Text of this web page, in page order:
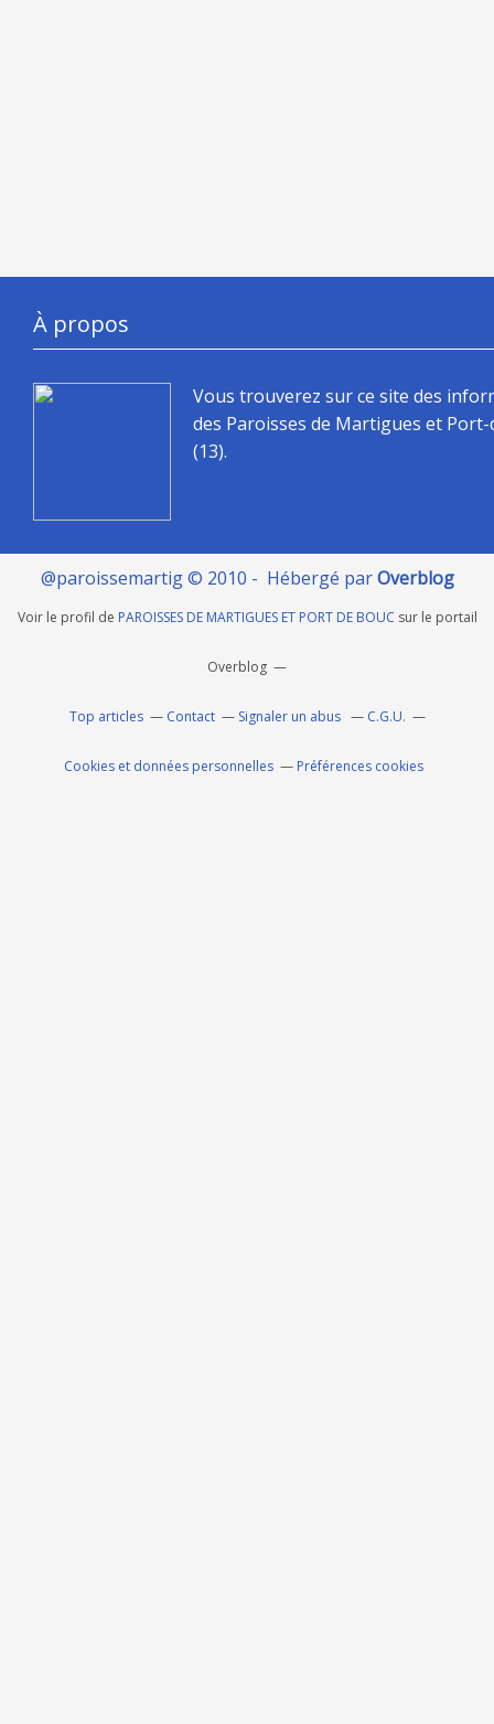
À propos
Vous trouverez sur ce site des
des Paroisses de Martigues et
(13).
@paroissemartig © 2010 - Hébergé parOverblog
Voir le profil de PAROISSES DE MARTIGUES ET PORT DE BOUC sur le portail
Overblog
Top articles Contact Signaler un abus C.G.U.
Cookies et données personnelles Préférences cookies